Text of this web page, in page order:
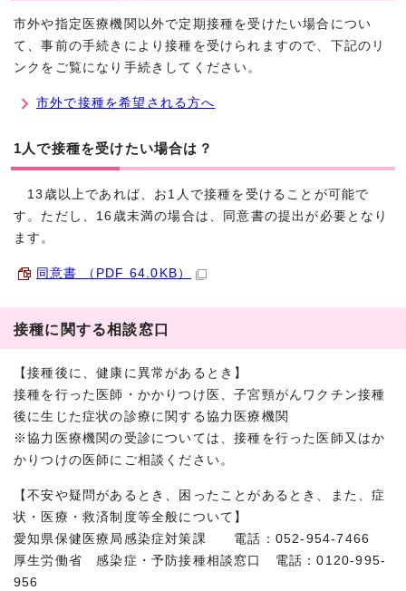
市外や指定医療機関以外で定期接種を受けたい場合につい
て、事前の手続きにより接種を受けられますので、下記のリ
ンクをご覧になり手続きしてください。
市外で接種を希望される方へ
1人で接種を受けたい場合は？
13歳以上であれば、お1人で接種を受けることが可能で
す。ただし、16歳未満の場合は、同意書の提出が必要となり
ます。
同意書 （PDF 64.0KB）
接種に関する相談窓口
【接種後に、健康に異常があるとき】
接種を行った医師・かかりつけ医、子宮頸がんワクチン接種
後に生じた症状の診療に関する協力医療機関
※協力医療機関の受診については、接種を行った医師又はか
かりつけの医師にご相談ください。
【不安や疑問があるとき、困ったことがあるとき、また、症
状・医療・救済制度等全般について】
愛知県保健医療局感染症対策課 電話：052-954-7466
厚生労働省 感染症・予防接種相談窓口 電話：0120-995-
956